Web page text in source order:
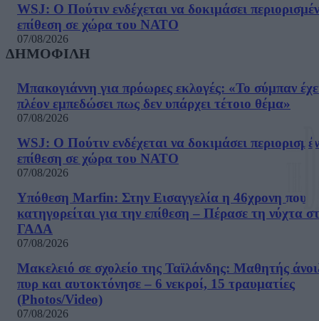
WSJ: Ο Πούτιν ενδέχεται να δοκιμάσει
επίθεση σε χώρα του ΝΑΤΟ
07/08/2026
ΔΗΜΟΦΙΛΗ
Μπακογιάννη για πρόωρες εκλογές: «Το σύμπαν
πλέον εμπεδώσει πως δεν υπάρχει τέτοιο θέμα»
07/08/2026
WSJ: Ο Πούτιν ενδέχεται να δοκιμάσει
επίθεση σε χώρα του ΝΑΤΟ
07/08/2026
Υπόθεση Marfin: Στην Εισαγγελία η 46χρονη που
κατηγορείται για την επίθεση – Πέρασε τη νύχτα
ΓΑΔΑ
07/08/2026
Μακελειό σε σχολείο της Ταϊλάνδης: Μαθητής
πυρ και αυτοκτόνησε – 6 νεκροί, 15 τραυματίες
(Photos/Video)
07/08/2026